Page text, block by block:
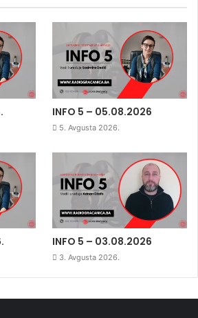
INFO 5 – 05.08.2026
5. Avgusta 2026.
INFO 5 – 03.08.2026
3. Avgusta 2026.